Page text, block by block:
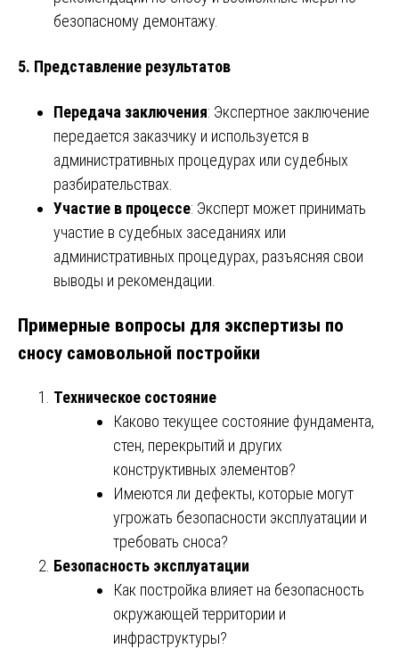
безопасному демонтажу.
5. Представление результатов
Передача заключения: Экспертное заключение
передается заказчику и используется в
административных процедурах или судебных
разбирательствах.
Участие в процессе: Эксперт может принимать
участие в судебных заседаниях или
административных процедурах, разъясняя свои
выводы и рекомендации.
Примерные вопросы для экспертизы по
сносу самовольной постройки
Техническое состояние
Каково текущее состояние фундамента,
стен, перекрытий и других
конструктивных элементов?
Имеются ли дефекты, которые могут
угрожать безопасности эксплуатации и
требовать сноса?
Безопасность эксплуатации
Как постройка влияет на безопасность
окружающей территории и
инфраструктуры?